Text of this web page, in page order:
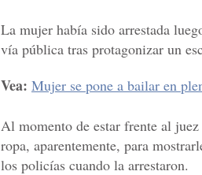
La mujer había sido arrestada
vía pública tras protagonizar un
Vea: Mujer se pone a bailar en
Al momento de estar frente al
ropa, aparentemente, para
los policías cuando la arrestaron.